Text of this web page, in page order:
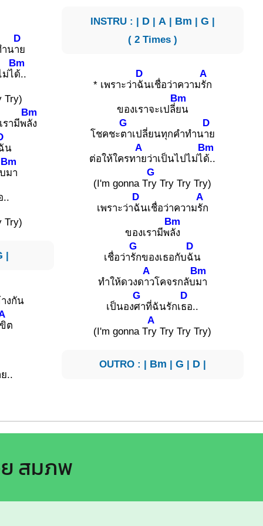
น
D
าย
ม่ไ
Bm
ด้..
Try)
รามีพ
Bm
ลัง
น
Bm
มา
..
Try)
|
งกัน
ต
..
INSTRU : | D| A | Bm | G |
( 2 Times )
* เพราะว่า
D
ฉันเชื่อว่าความ
A
รัก
ของเราจะเปลี่
Bm
ยน
โชคชะ
G
ตาเปลี่ยนทุกคำทำน
D
าย
ต่อให้ใครท
A
ายว่าเป็นไปไม่ไ
Bm
ด้..
(I'm gonna T
G
ry Try Try Try)
เพราะว่า
D
ฉันเชื่อว่าความ
A
รัก
ของเรามีพ
Bm
ลัง
เชื่อว่า
G
รักของเธอกับ
D
ฉัน
ทำให้ดวงด
A
าวโคจรกลับ
Bm
มา
เป็นอง
G
ศาที่ฉันรักเ
D
ธอ..
(I'm gonna T
A
ry Try Try Try)
OUTRO : | Bm | G | D|
ย สมภพ